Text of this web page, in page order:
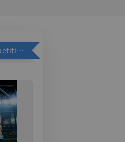
加購優惠【Competitive Toys 梅西 [CM001]】